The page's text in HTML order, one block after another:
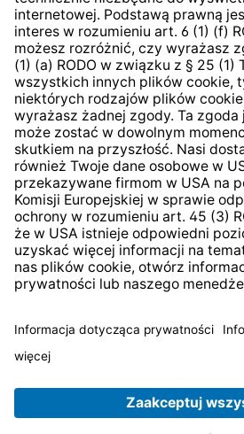
internetowej
Strategia
System zgłaszania
* Wszystkie ceny zawierają
TechniSat jest firmą należącą do